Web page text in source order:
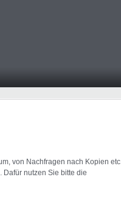
von Nachfragen nach Kopien etc.
Dafür nutzen Sie bitte die